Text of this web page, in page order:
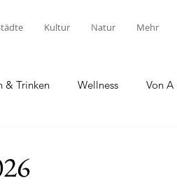
Kultur Natur Mehr
& Trinken Wellness Von A